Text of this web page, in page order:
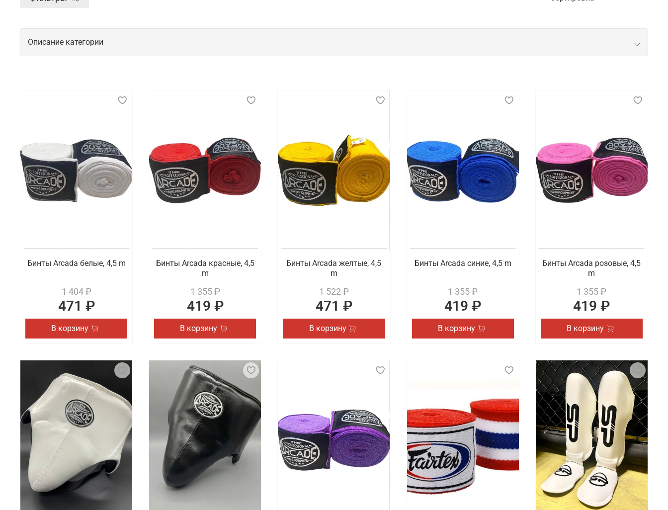
Описание категории
экипировки, которые эффективно закрывают собой наиболее уязвимые места на теле спортсмена. В этом и заключается их ключевая задача.
Для наших покупателей мы подготовили целый ряд защитных аксессуаров. К ним относятся боксерские шлемы, защита для ног и паха, щитки и бандажи. Также в
наличии представлены бинты, капы и защитные жилеты для корпуса.
Где заказать защиту для спорта с быстрой доставкой по Нижнекамску
В интернет-магазине Octagon Shop есть возможность по хорошей цене купить защиту для спортсмена на время тренировок и соревнований. Рекомендуем
Бинты Arcada белые, 4,5 m
1 404 ₽
471 ₽
В корзину
Бинты Arcada красные, 4,5
m
1 355 ₽
419 ₽
В корзину
Бинты Arcada желтые, 4,5
m
1 522 ₽
471 ₽
В корзину
Бинты Arcada синие, 4,5 m
1 355 ₽
419 ₽
В корзину
Бинты Arcada розовые, 4,5
m
1 355 ₽
419 ₽
В корзину